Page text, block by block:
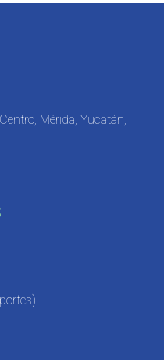
Mérida, Yucatán,